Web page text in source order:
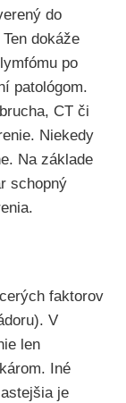
do
dokáže
po
patológom.
CT či
Niekedy
Na základe
schopný
faktorov
V
len
Iné
je